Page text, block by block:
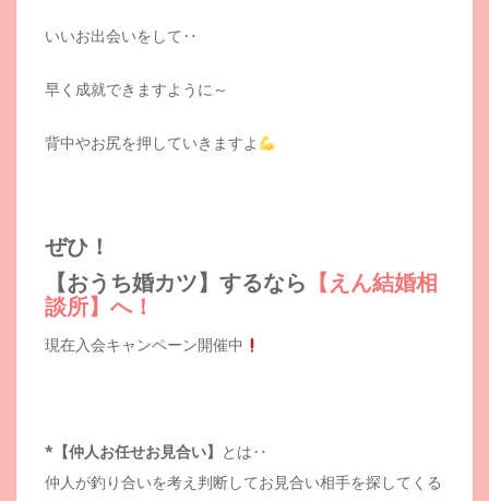
いいお出会いをして‥
早く成就できますように～
背中やお尻を押していきますよ
ぜひ！
【おうち婚カツ】するなら 【えん結婚相
談所】へ！
現在入会キャンペーン開催中
*【仲人お任せお見合い】 とは‥
仲人が釣り合いを考え判断してお見合い相手を探してくる